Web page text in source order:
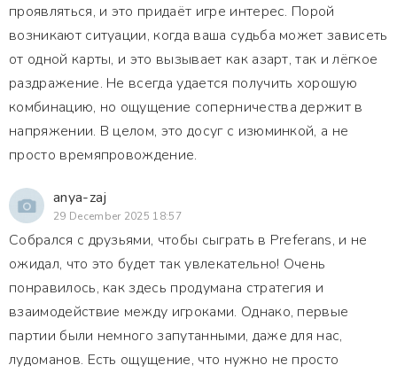
проявляться, и это придаёт игре интерес. Порой
возникают ситуации, когда ваша судьба может зависеть
от одной карты, и это вызывает как азарт, так и лёгкое
раздражение. Не всегда удается получить хорошую
комбинацию, но ощущение соперничества держит в
напряжении. В целом, это досуг с изюминкой, а не
просто времяпровождение.
anya-zaj
29 December 2025 18:57
Собрался с друзьями, чтобы сыграть в Preferans, и не
ожидал, что это будет так увлекательно! Очень
понравилось, как здесь продумана стратегия и
взаимодействие между игроками. Однако, первые
партии были немного запутанными, даже для нас,
лудоманов. Есть ощущение, что нужно не просто